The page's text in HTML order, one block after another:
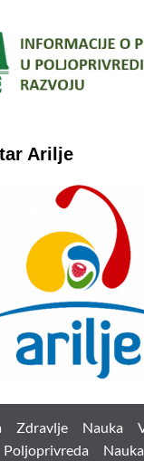
Arilje
Zdravlje Nauka
Poljoprivreda
Nauka